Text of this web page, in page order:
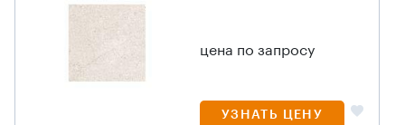
цена по запросу
УЗНАТЬ ЦЕНУ